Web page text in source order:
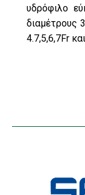
υδρόφιλο
διαμέτρους
4.7,5,6,7Fr